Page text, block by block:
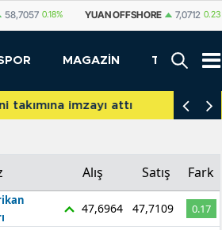
7,0712 0.23% YUAN 7,0704 0.19%
MAGAZİN TEKNOLOJİ
imzayı attı
Alış Satış Fark
47,6964 47,7109 0.17